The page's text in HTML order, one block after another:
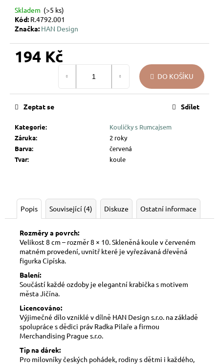
Skladem (>5 ks)
Kód: R.4792.001
Značka: HAN Design
194 Kč
DO KOŠÍKU
Kategorie:
Kouličky s Rumcajsem
Záruka:
2 roky
Barva:
červená
Tvar: koule
Zeptat se Sdílet
Popis Související (4) Diskuze Ostatní informace
Rozměry a povrch:
Velikost 8 cm – rozměr8 × 10.Skleněná koule v červeném
matném provedení, uvnitř které je vyřezávaná dřevěná
figurka Cipíska.
Balení:
Součástí každé ozdoby je elegantní krabička s motivem
města Jičína.
Licencováno:
Výjimečné dílo vzniklé v dílně HAN Design s.r.o. na základě
spolupráce s dědici práv Radka Pilaře a firmou
Merchandising Prague s.r.o.
Tip na dárek:
Pro milovníky českých pohádek, rodiny s dětmi i každého,
VÁNOČNÍ
SKLENĚNÁ
OZDOBA
KRESBA